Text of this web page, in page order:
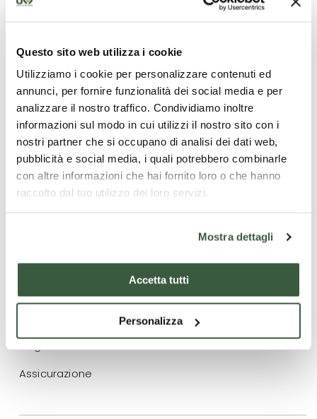
Questo sito web utilizza i cookie
Utilizziamo i cookie per personalizzare contenuti ed
annunci, per fornire funzionalità dei social media e per
analizzare il nostro traffico. Condividiamo inoltre
informazioni sul modo in cui utilizzi il nostro sito con i
nostri partner che si occupano di analisi dei dati web,
pubblicità e social media, i quali potrebbero combinarle
con altre informazioni che hai fornito loro o che hanno
raccolto dal tuo utilizzo dei loro servizi.
Mostra dettagli
Accetta tutti
Personalizza
Si pedala sul tracciato della Ex Ferrovia Spoleto
Valnerina, gli splendidi borghi e le caratteristiche
gallerie della ex Ferrovia.
Lungo il percorso è prevista una degustazione
enogastronomica compresa nel tour.
Rientro verso le ore 16:00.
Condizioni contrattuali
Prenotazione obbligatoria tramite mail
Cosa è incluso
Bike leader Ciclovery
Ebike e Casco a noleggio
Assicurazione